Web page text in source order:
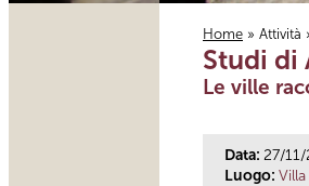
Tu sei
Home » Attività
Studi di
Le ville
Data: 27/
Luogo: